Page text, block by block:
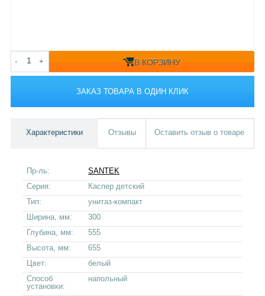
- + В КОРЗИНУ
ЗАКАЗ ТОВАРА В ОДИН КЛИК
Характеристики Отзывы Оставить отзыв о товаре
Пр-ль:
SANTEK
Серия:
Каспер детский
Тип:
унитаз-компакт
Ширина, мм:
300
Глубина, мм:
555
Высота, мм:
655
Цвет:
белый
Способ
установки:
напольный